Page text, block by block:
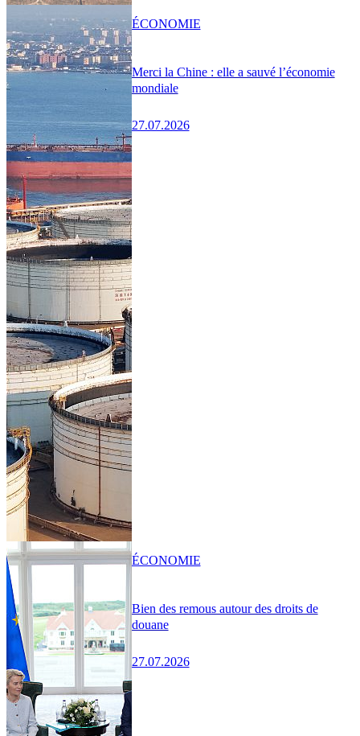
Merci la Chine : elle a sauvé l’économie
mondiale
27.07.2026
ÉCONOMIE
Bien des remous autour des droits de
douane
27.07.2026
ÉCONOMIE